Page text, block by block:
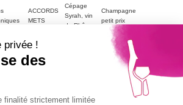
ACCORDS
METS
Cépage
Syrah, vin
du Rhône
Champagne
petit prix
LE VIN PAR
GOUTS
Vin blanc
petit prix
Vins rouge
privée !
des
finalité strictement limitée